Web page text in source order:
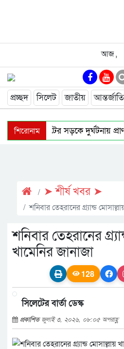
আজ,
প্রচ্ছদ সিলেট জাতীয়
শিরোনাম
জুলাইয়ে সিলেটের সড়কে দুর্ঘটনায়
➤ শীর্ষ খবর ➤
শনিবার তেহরানের গ্র্যান্ড
শনিবার তেহরানের
খামেনির জানাজা
128
সিলেটের বার্তা ডেস্ক
প্রকাশিতজুলাই ৩, ২০২৬, ০৮:০৫ অপরাহ্ণ